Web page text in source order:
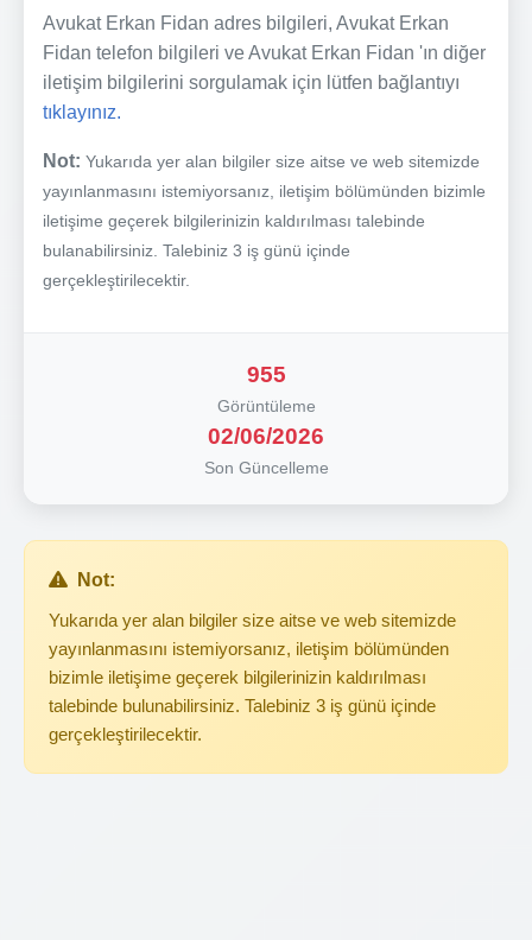
Avukat Erkan Fidan adres bilgileri, Avukat Erkan
Fidan telefon bilgileri ve Avukat Erkan Fidan 'ın diğer
iletişim bilgilerini sorgulamak için lütfen bağlantıyı
tıklayınız.
Not: Yukarıda yer alan bilgiler size aitse ve web sitemizde
yayınlanmasını istemiyorsanız, iletişim bölümünden bizimle
iletişime geçerek bilgilerinizin kaldırılması talebinde
bulanabilirsiniz. Talebiniz 3 iş günü içinde
gerçekleştirilecektir.
955
Görüntüleme
02/06/2026
Son Güncelleme
Not:
Yukarıda yer alan bilgiler size aitse ve web sitemizde
yayınlanmasını istemiyorsanız, iletişim bölümünden
bizimle iletişime geçerek bilgilerinizin kaldırılması
talebinde bulunabilirsiniz. Talebiniz 3 iş günü içinde
gerçekleştirilecektir.